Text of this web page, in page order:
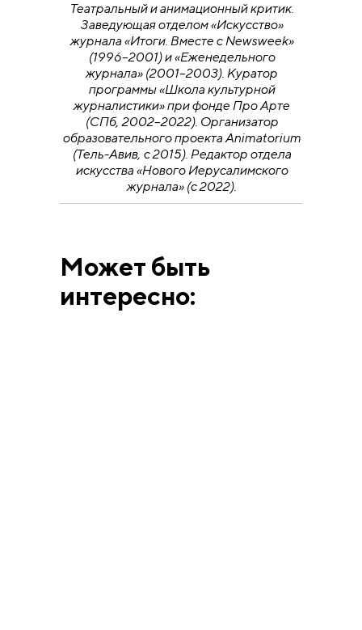
Театральный и анимационный критик.
Заведующая отделом «Искусство»
журнала «Итоги. Вместе с Newsweek»
(1996–2001) и «Еженедельного
журнала» (2001–2003). Куратор
программы «Школа культурной
журналистики» при фонде Про Арте
(СПб, 2002–2022). Организатор
образовательного проекта Animatorium
(Тель-Авив, с 2015). Редактор отдела
искусства «Нового Иерусалимского
журнала» (с 2022).
Может быть
интересно: